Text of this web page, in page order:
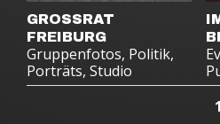
GROSSRAT
FREIBURG
Gruppenfotos, Politik,
Porträts, Studio
1